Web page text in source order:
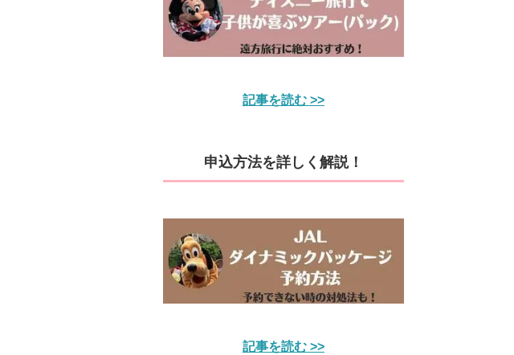
記事を読む >>
申込方法を詳しく解説！
記事を読む >>